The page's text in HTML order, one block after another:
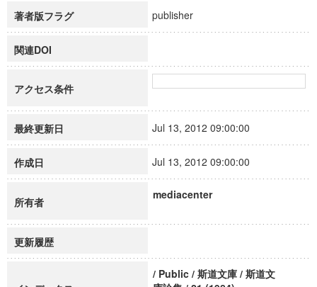
著者版フラグ publisher
関連DOI
アクセス条件
最終更新日 Jul 13, 2012 09:00:00
作成日 Jul 13, 2012 09:00:00
所有者
mediacenter
更新履歴
/ Public / 斯道文庫 / 斯道文